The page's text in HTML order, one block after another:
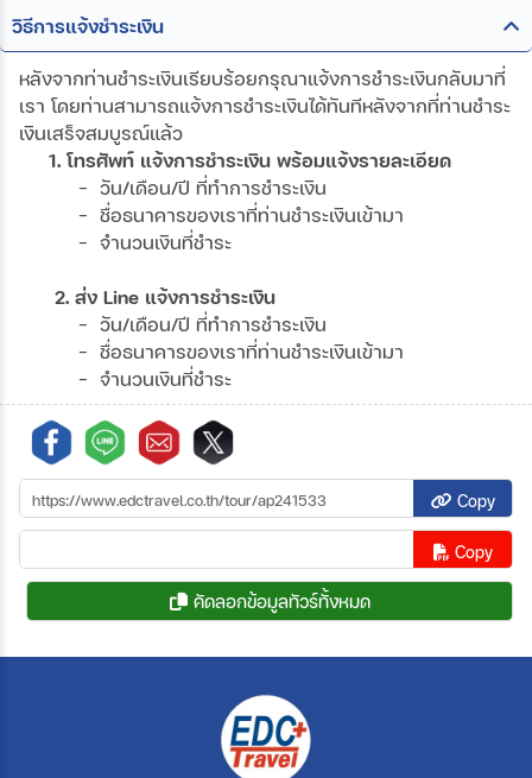
วิธีการแจ้งชำระเงิน
หลังจากท่านชำระเงินเรียบร้อยกรุณาแจ้งการชำระเงินกลับมาที่
เรา โดยท่านสามารถแจ้งการชำระเงินได้ทันทีหลังจากที่ท่านชำระ
เงินเสร็จสมบูรณ์แล้ว
1. โทรศัพท์ แจ้งการชำระเงิน พร้อมแจ้งรายละเอียด
- วัน/เดือน/ปี ที่ทำการชำระเงิน
- ชื่อธนาคารของเราที่ท่านชำระเงินเข้ามา
- จำนวนเงินที่ชำระ
2. ส่ง Line แจ้งการชำระเงิน
- วัน/เดือน/ปี ที่ทำการชำระเงิน
- ชื่อธนาคารของเราที่ท่านชำระเงินเข้ามา
- จำนวนเงินที่ชำระ
Copy
Copy
คัดลอกข้อมูลทัวร์ทั้งหมด